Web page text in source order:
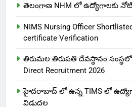
తెలంగాణ NHM లో ఉద్యోగాలకు
NIMS Nursing Officer
certificate Verification
తిరుమల తిరుపతి దేవస్థానం సంస్థలో
Direct Recruitment 2026
హైదరాబాద్ లో ఉన్న TIMS లో
విడుదల